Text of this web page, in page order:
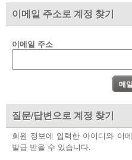
이메일 주소로 계정 찾기
이메일 주소
질문/답변으로 계정 찾기
회원 정보에 입력한 아이디와 이
발급 받을 수 있습니다.
- 성명·보도
부설기관
업무